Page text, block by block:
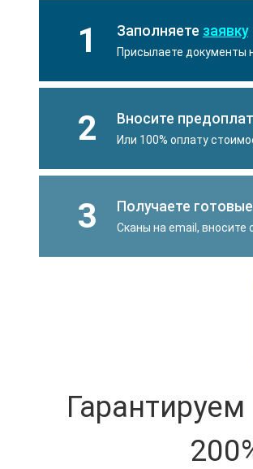
1 Заполняете заявку
Присылаете документы
2 Вносите
Или 100% оплату
3 Получаете
Сканы на email, вносите